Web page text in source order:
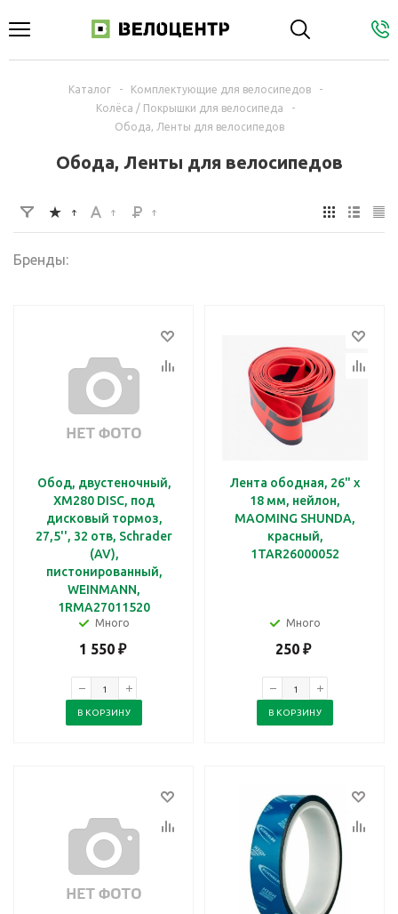
Каталог - Комплектующие для велосипедов
-
Колёса / Покрышки для велосипеда
-
Обода, Ленты для велосипедов
Обода, Ленты для велосипедов
Бренды:
Обод, двустеночный,
XM280 DISC, под
дисковый тормоз,
27,5'', 32 отв, Schrader
(AV),
пистонированный,
WEINMANN,
1RMA27011520
Много
1 550₽
В КОРЗИНУ
Лента ободная, 26" x
18 мм, нейлон,
MAOMING SHUNDA,
красный,
1TAR26000052
Много
250 ₽
В КОРЗИНУ